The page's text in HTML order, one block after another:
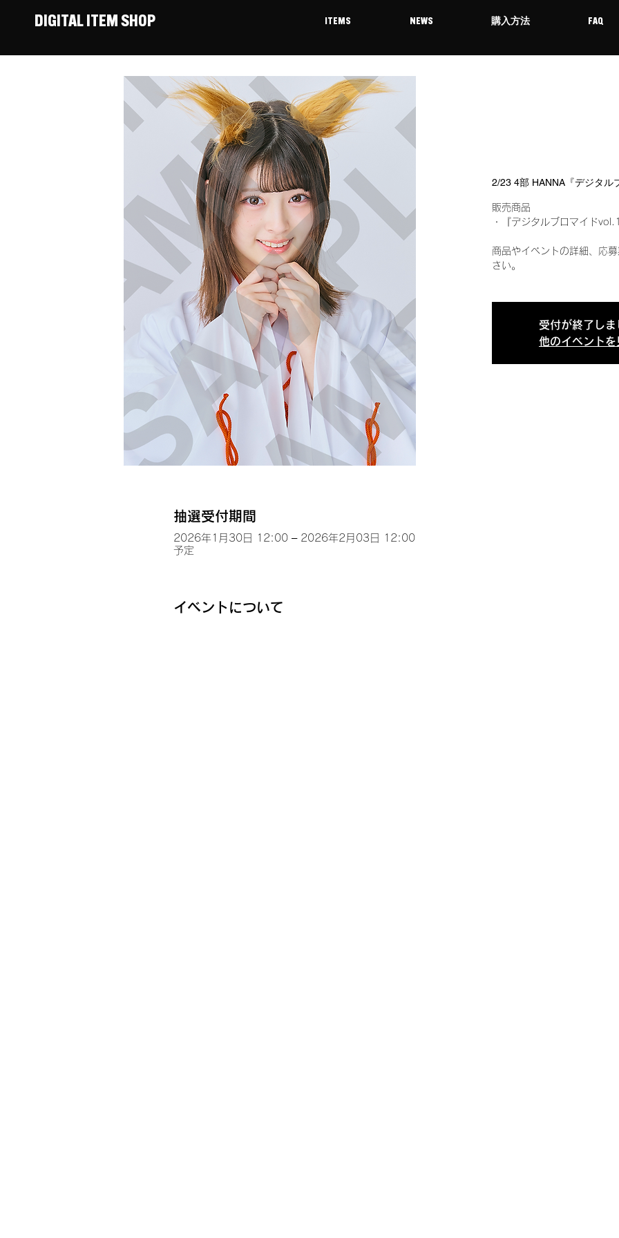
DIGITAL ITEM SHOP ITEMS NEWS 購入方法 FAQ
2/23 4部 HANNA『デジタル
販売商品
・『デジタルブロマイド
商品やイベントの詳細、応
さい。
受付が終了しま
他のイベントを
抽選受付期間
2026年1月30日 12:00 – 2026年2月03日 12:00
予定
イベントについて